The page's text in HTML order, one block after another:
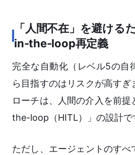
「人間不在」を避ける
in-the-loop再定義
完全な自動化（レベル5の自
ら目指すのはリスクが高す
ローチは、人間の介入を前
the-loop（HITL）」の設計で
ただし、エージェントのすべ